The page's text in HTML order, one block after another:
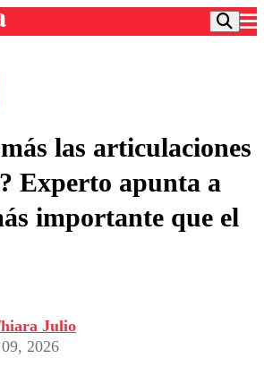
TV
Colo
Internacional
Nacional
las articulaciones
Experto apunta a
importante que el
Julio
2026